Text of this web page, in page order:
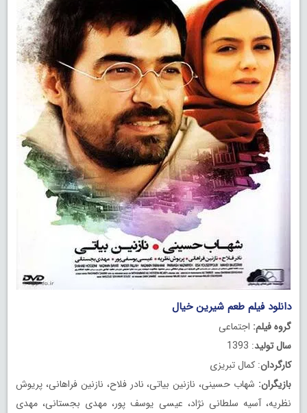
دانلود فیلم طعم شیرین خیال
گروه فیلم: اجتماعی
سال تولید: 1393
کارگردان: کمال تبریزی
بازیگران: شهاب حسینی، نازنین بیاتی، نادر فلاح، نازنین فراهانی، پریوش
نظریه، آسیه سلطانی نژاد، عیسی یوسف پور، مهدی بجستانی، مهدی